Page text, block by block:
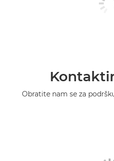
Obratite nam se za